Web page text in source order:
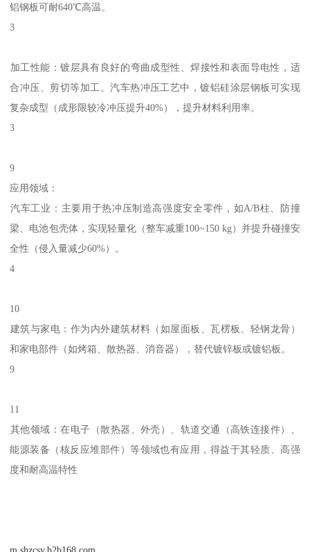
铝钢板可耐640℃高温。‌‌
3
‌加工性能‌：镀层具有良好的‌弯曲成型性、焊接性和表面导电性‌，适
合冲压、剪切等加工。汽车热冲压工艺中，镀铝硅涂层钢板可实现
复杂成型（成形限较冷冲压提升40%），提升材料利用率。‌‌
3
9
‌应用领域‌：
‌汽车工业‌：主要用于热冲压制造高强度安全零件，如A/B柱、防撞
梁、电池包壳体，实现轻量化（整车减重100~150 kg）并提升碰撞安
全性（侵入量减少60%）。‌‌
4
10
‌建筑与家电‌：作为内外建筑材料（如屋面板、瓦楞板、轻钢龙骨）
和家电部件（如烤箱、散热器、消音器），替代镀锌板或镀铝板。‌‌‌
9
11
‌其他领域‌：在电子（散热器、外壳）、轨道交通（高铁连接件）、
能源装备（核反应堆部件）等领域也有应用，得益于其轻质、高强
度和耐高温特性